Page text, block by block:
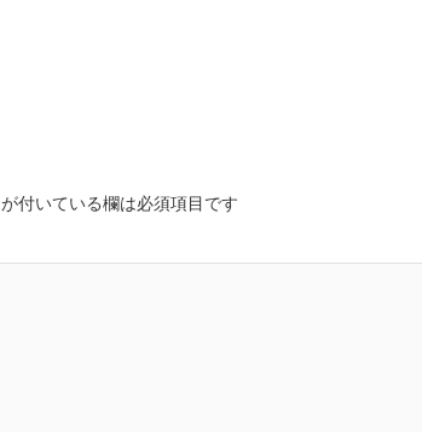
が付いている欄は必須項目です